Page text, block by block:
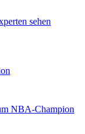
sehen
NBA-Champion